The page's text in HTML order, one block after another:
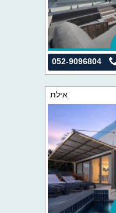
052-9096804
אילת